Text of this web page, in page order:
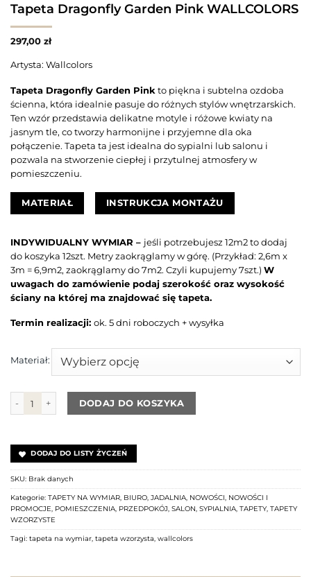
Tapeta Dragonfly Garden Pink WALLCOLORS
297,00 zł
Artysta: Wallcolors
Tapeta Dragonfly Garden Pink to piękna i subtelna ozdoba
ścienna, która idealnie pasuje do różnych stylów wnętrzarskich.
Ten wzór przedstawia delikatne motyle i różowe kwiaty na
jasnym tle, co tworzy harmonijne i przyjemne dla oka
połączenie. Tapeta ta jest idealna do sypialni lub salonu i
pozwala na stworzenie ciepłej i przytulnej atmosfery w
pomieszczeniu.
MATERIAŁ INSTRUKCJA MONTAŻU
INDYWIDUALNY WYMIAR – jeśli potrzebujesz 12m2 to dodaj
do koszyka 12szt. Metry zaokrąglamy w górę. (Przykład: 2,6m x
3m = 6,9m2, zaokrąglamy do 7m2. Czyli kupujemy 7szt.) W
uwagach do zamówienie podaj szerokość oraz wysokość
ściany na której ma znajdować się tapeta.
Termin realizacji: ok. 5 dni roboczych + wysyłka
Materiał:
ilość Tapeta Dragonfly Garden Pink WALLCOLORS
DODAJ DO KOSZYKA
DODAJ DO LISTY ŻYCZEŃ
SKU: Brak danych
Kategorie: TAPETY NA WYMIAR, BIURO, JADALNIA, NOWOŚCI, NOWOŚCI I
PROMOCJE, POMIESZCZENIA, PRZEDPOKÓJ, SALON, SYPIALNIA, TAPETY, TAPETY
WZORZYSTE
Tagi: tapeta na wymiar, tapeta wzorzysta, wallcolors